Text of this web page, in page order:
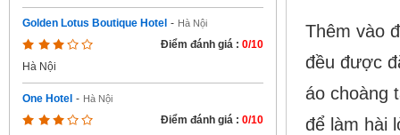
Golden Lotus Boutique Hotel - Hà Nội
Điểm đánh giá : 0/10
Hà Nội
One Hotel - Hà Nội
Điểm đánh giá : 0/10
Thêm vào
đều được
áo choàng
để làm hài